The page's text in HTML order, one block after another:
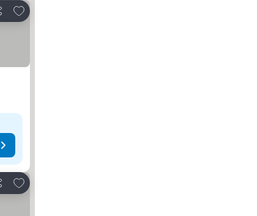
Adicionar aos favoritos
Adicionar aos favoritos